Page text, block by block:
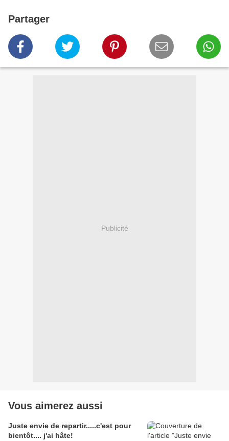
Partager
Publicité
Vous aimerez aussi
Juste envie de repartir.....c'est pour
bientôt.... j'ai hâte!